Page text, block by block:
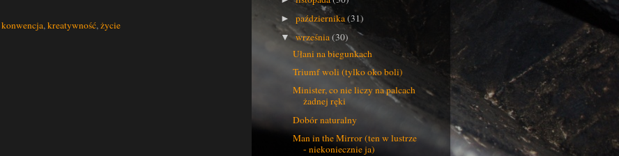
konwencja,kreatywność,życie
►października(31)
▼września(30)
Ułani na biegunkach
Triumf woli (tylko oko boli)
Minister, co nie liczy na palcach
żadnej ręki
Dobór naturalny
Man in the Mirror (ten w lustrze
- niekoniecznie ja)